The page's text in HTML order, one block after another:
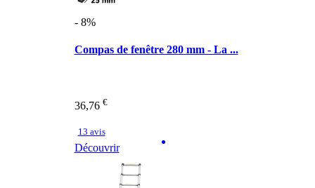
- 8%
Compas de fenêtre 280 mm - La ...
36,76 €
13 avis
Découvrir